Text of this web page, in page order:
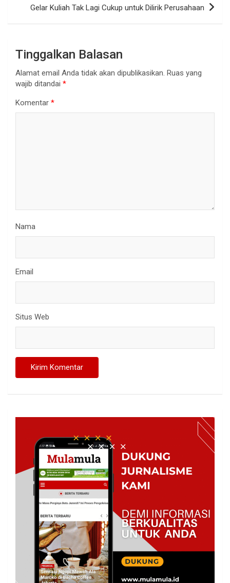
Gelar Kuliah Tak Lagi Cukup untuk Dilirik Perusahaan
Tinggalkan Balasan
Alamat email Anda tidak akan dipublikasikan. Ruas yang
wajib ditandai *
Komentar *
Nama
Email
Situs Web